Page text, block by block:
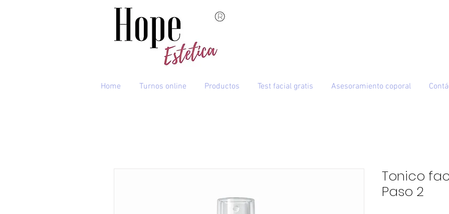
Home Turnos online Productos Test facial gratis Asesoramiento coporal
Tonico
Paso 2